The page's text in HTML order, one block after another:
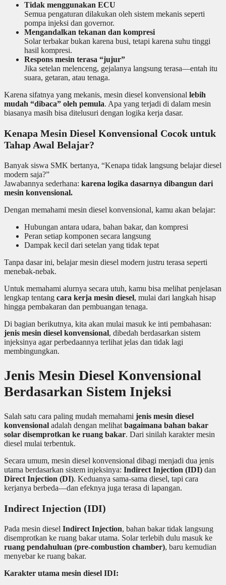
Tidak menggunakan ECU
Semua pengaturan dilakukan oleh sistem mekanis seperti
pompa injeksi dan governor.
Mengandalkan tekanan dan kompresi
Solar terbakar bukan karena busi, tetapi karena suhu tinggi
hasil kompresi.
Respons mesin terasa “jujur”
Jika setelan melenceng, gejalanya langsung terasa—entah itu
suara, getaran, atau tenaga.
Karena sifatnya yang mekanis, mesin diesel konvensional lebih
mudah “dibaca” oleh pemula. Apa yang terjadi di dalam mesin
biasanya masih bisa ditelusuri dengan logika kerja dasar.
Kenapa Mesin Diesel Konvensional Cocok untuk
Tahap Awal Belajar?
Banyak siswa SMK bertanya, “Kenapa tidak langsung belajar diesel
modern saja?”
Jawabannya sederhana: karena logika dasarnya dibangun dari
mesin konvensional.
Dengan memahami mesin diesel konvensional, kamu akan belajar:
Hubungan antara udara, bahan bakar, dan kompresi
Peran setiap komponen secara langsung
Dampak kecil dari setelan yang tidak tepat
Tanpa dasar ini, belajar mesin diesel modern justru terasa seperti
menebak-nebak.
Untuk memahami alurnya secara utuh, kamu bisa melihat penjelasan
lengkap tentang cara kerja mesin diesel, mulai dari langkah hisap
hingga pembakaran dan pembuangan tenaga.
Di bagian berikutnya, kita akan mulai masuk ke inti pembahasan:
jenis mesin diesel konvensional, dibedah berdasarkan sistem
injeksinya agar perbedaannya terlihat jelas dan tidak lagi
membingungkan.
Jenis Mesin Diesel Konvensional
Berdasarkan Sistem Injeksi
Salah satu cara paling mudah memahami jenis mesin diesel
konvensional adalah dengan melihat bagaimana bahan bakar
solar disemprotkan ke ruang bakar. Dari sinilah karakter mesin
diesel mulai terbentuk.
Secara umum, mesin diesel konvensional dibagi menjadi dua jenis
utama berdasarkan sistem injeksinya: Indirect Injection (IDI) dan
Direct Injection (DI). Keduanya sama-sama diesel, tapi cara
kerjanya berbeda—dan efeknya juga terasa di lapangan.
Indirect Injection (IDI)
Pada mesin diesel Indirect Injection, bahan bakar tidak langsung
disemprotkan ke ruang bakar utama. Solar terlebih dulu masuk ke
ruang pendahuluan (pre-combustion chamber), baru kemudian
menyebar ke ruang bakar.
Karakter utama mesin diesel IDI: